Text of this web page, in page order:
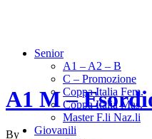
Senior
A1 – A2 – B
C – Promozione
Coppa Italia Fem.
Coppa Italia Mas.
Master F.li Naz.li
Giovanili
A1 M –
By